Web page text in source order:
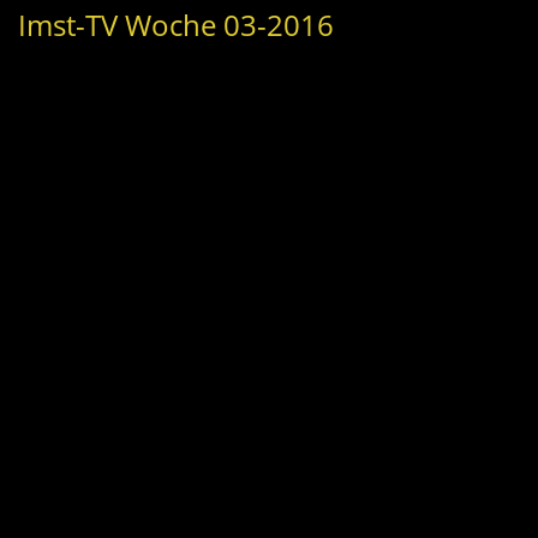
Imst-TV Woche 03-2016